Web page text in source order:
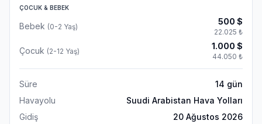
ÇOCUK & BEBEK
Bebek (0-2 Yaş)
500 $
22.025 ₺
Çocuk (2-12 Yaş)
1.000 $
44.050 ₺
Süre 14 gün
Havayolu
Suudi Arabistan Hava Yolları
Gidiş
20 Ağustos 2026